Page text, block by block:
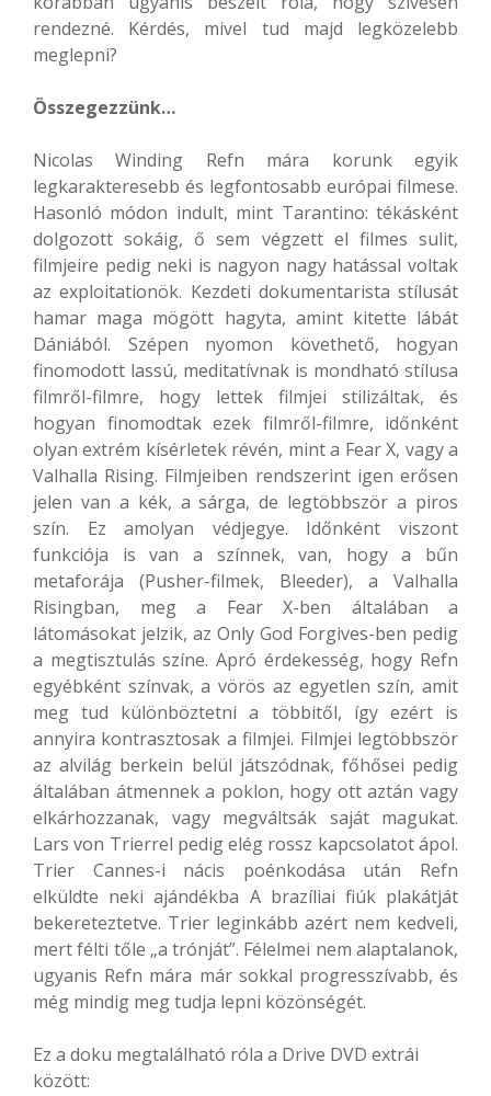
rendezné. Kérdés, mivel tud majd legközelebb
meglepni?
Összegezzünk…
Nicolas Winding Refn mára korunk egyik
legkarakteresebb és legfontosabb európai filmese.
Hasonló módon indult, mint Tarantino: tékásként
dolgozott sokáig, ő sem végzett el filmes sulit,
filmjeire pedig neki is nagyon nagy hatással voltak
az exploitationök. Kezdeti dokumentarista stílusát
hamar maga mögött hagyta, amint kitette lábát
Dániából. Szépen nyomon követhető, hogyan
finomodott lassú, meditatívnak is mondható stílusa
filmről-filmre, hogy lettek filmjei stilizáltak, és
hogyan finomodtak ezek filmről-filmre, időnként
olyan extrém kísérletek révén, mint a Fear X, vagy a
Valhalla Rising. Filmjeiben rendszerint igen erősen
jelen van a kék, a sárga, de legtöbbször a piros
szín. Ez amolyan védjegye. Időnként viszont
funkciója is van a színnek, van, hogy a bűn
metaforája (Pusher-filmek, Bleeder), a Valhalla
Risingban, meg a Fear X-ben általában a
látomásokat jelzik, az Only God Forgives-ben pedig
a megtisztulás színe. Apró érdekesség, hogy Refn
egyébként színvak, a vörös az egyetlen szín, amit
meg tud különböztetni a többitől, így ezért is
annyira kontrasztosak a filmjei. Filmjei legtöbbször
az alvilág berkein belül játszódnak, főhősei pedig
általában átmennek a poklon, hogy ott aztán vagy
elkárhozzanak, vagy megváltsák saját magukat.
Lars von Trierrel pedig elég rossz kapcsolatot ápol.
Trier Cannes-i nácis poénkodása után Refn
elküldte neki ajándékba A brazíliai fiúk plakátját
bekereteztetve. Trier leginkább azért nem kedveli,
mert félti tőle „a trónját”. Félelmei nem alaptalanok,
ugyanis Refn mára már sokkal progresszívabb, és
még mindig meg tudja lepni közönségét.
Ez a doku megtalálható róla a Drive DVD extrái
között: